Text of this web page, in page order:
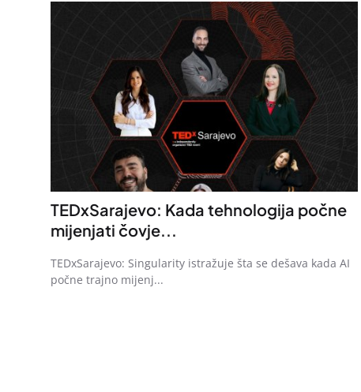
TEDxSarajevo: Kada tehnologija počne
mijenjati čovje...
TEDxSarajevo: Singularity istražuje šta se dešava kada AI
počne trajno mijenj...